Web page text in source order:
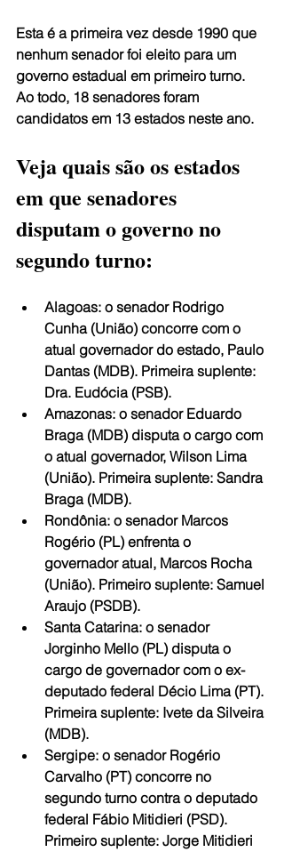
Esta é a primeira vez desde 1990 que
nenhum senador foi eleito para um
governo estadual em primeiro turno.
Ao todo, 18 senadores foram
candidatos em 13 estados neste ano.
Veja quais são os estados
em que senadores
disputam o governo no
segundo turno:
Alagoas: o senador Rodrigo
Cunha (União) concorre com o
atual governador do estado, Paulo
Dantas (MDB). Primeira suplente:
Dra. Eudócia (PSB).
Amazonas: o senador Eduardo
Braga (MDB) disputa o cargo com
o atual governador, Wilson Lima
(União). Primeira suplente: Sandra
Braga (MDB).
Rondônia: o senador Marcos
Rogério (PL) enfrenta o
governador atual, Marcos Rocha
(União). Primeiro suplente: Samuel
Araujo (PSDB).
Santa Catarina: o senador
Jorginho Mello (PL) disputa o
cargo de governador com o ex-
deputado federal Décio Lima (PT).
Primeira suplente: Ivete da Silveira
(MDB).
Sergipe: o senador Rogério
Carvalho (PT) concorre no
segundo turno contra o deputado
federal Fábio Mitidieri (PSD).
Primeiro suplente: Jorge Mitidieri